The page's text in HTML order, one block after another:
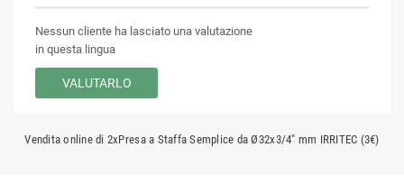
Nessun cliente ha lasciato una valutazione
in questa lingua
VALUTARLO
Vendita online di 2xPresa a Staffa Semplice da Ø32x3/4" mm IRRITEC (3€)